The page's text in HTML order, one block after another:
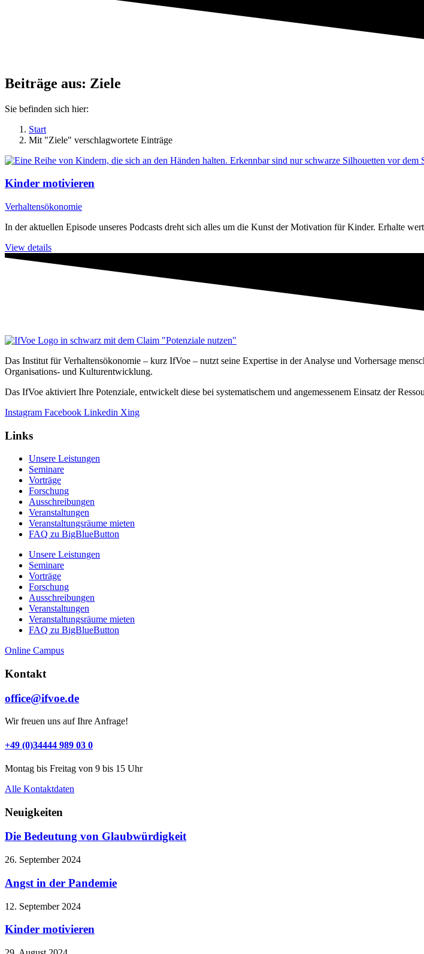
Beiträge aus: Ziele
Sie befinden sich hier:
Start
Mit "Ziele" verschlagwortete Einträge
Kinder motivieren
Verhaltensökonomie
In der aktuellen Episode unseres Podcasts dreht sich alles um die Kunst der Motivation für Kinder. Erhalte
View details
Das Institut für Verhaltensökonomie – kurz IfVoe – nutzt seine Expertise in der Analyse und Vorhersage
Organisations- und Kultur­entwicklung.
Das IfVoe aktiviert Ihre Potenziale, entwickelt diese bei systematischem und angemessenem Einsatz der
Instagram Facebook Linkedin Xing
Links
Unsere Leistungen
Seminare
Vorträge
Forschung
Ausschreibungen
Veranstaltungen
Veranstaltungs­räume mieten
FAQ zu BigBlueButton
Unsere Leistungen
Seminare
Vorträge
Forschung
Ausschreibungen
Veranstaltungen
Veranstaltungs­räume mieten
FAQ zu BigBlueButton
Online Campus
Kontakt
office@ifvoe.de
Wir freuen uns auf Ihre Anfrage!
+49 (0)34444 989 03 0
Montag bis Freitag von 9 bis 15 Uhr
Alle Kontaktdaten
Neuigkeiten
Die Bedeutung von Glaubwürdigkeit
26. September 2024
Angst in der Pandemie
12. September 2024
Kinder motivieren